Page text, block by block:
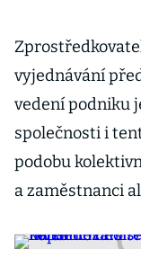
vyjednávání
vedení podniku
společnosti i
podobu
a zaměstnanci